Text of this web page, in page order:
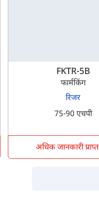
FKTR-5B
फार्मकिंग
रिजर
75-90 एचपी
अधिक जानकारी